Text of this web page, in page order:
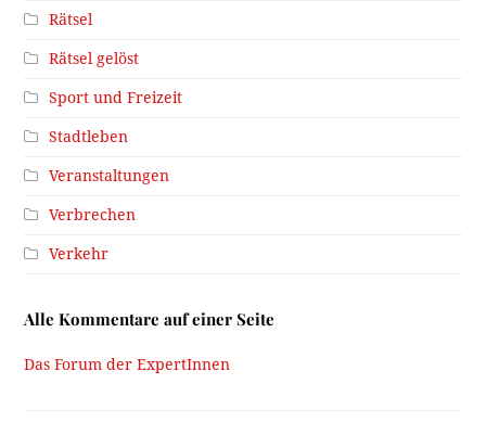
Rätsel
Rätsel gelöst
Sport und Freizeit
Stadtleben
Veranstaltungen
Verbrechen
Verkehr
Alle Kommentare auf einer Seite
Das Forum der ExpertInnen